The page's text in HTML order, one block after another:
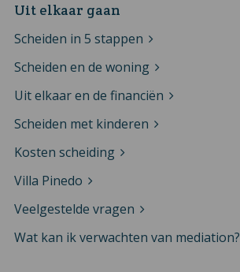
Uit elkaar gaan
Scheiden in 5 stappen
Scheiden en de woning
Uit elkaar en de financiën
Scheiden met kinderen
Kosten scheiding
Villa Pinedo
Veelgestelde vragen
Wat kan ik verwachten van mediation?